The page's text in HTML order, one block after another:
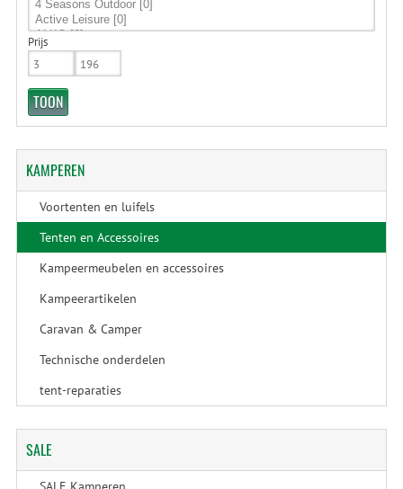
Prijs
KAMPEREN
Voortenten en luifels
Tenten en Accessoires
Kampeermeubelen en accessoires
Kampeerartikelen
Caravan & Camper
Technische onderdelen
tent-reparaties
SALE